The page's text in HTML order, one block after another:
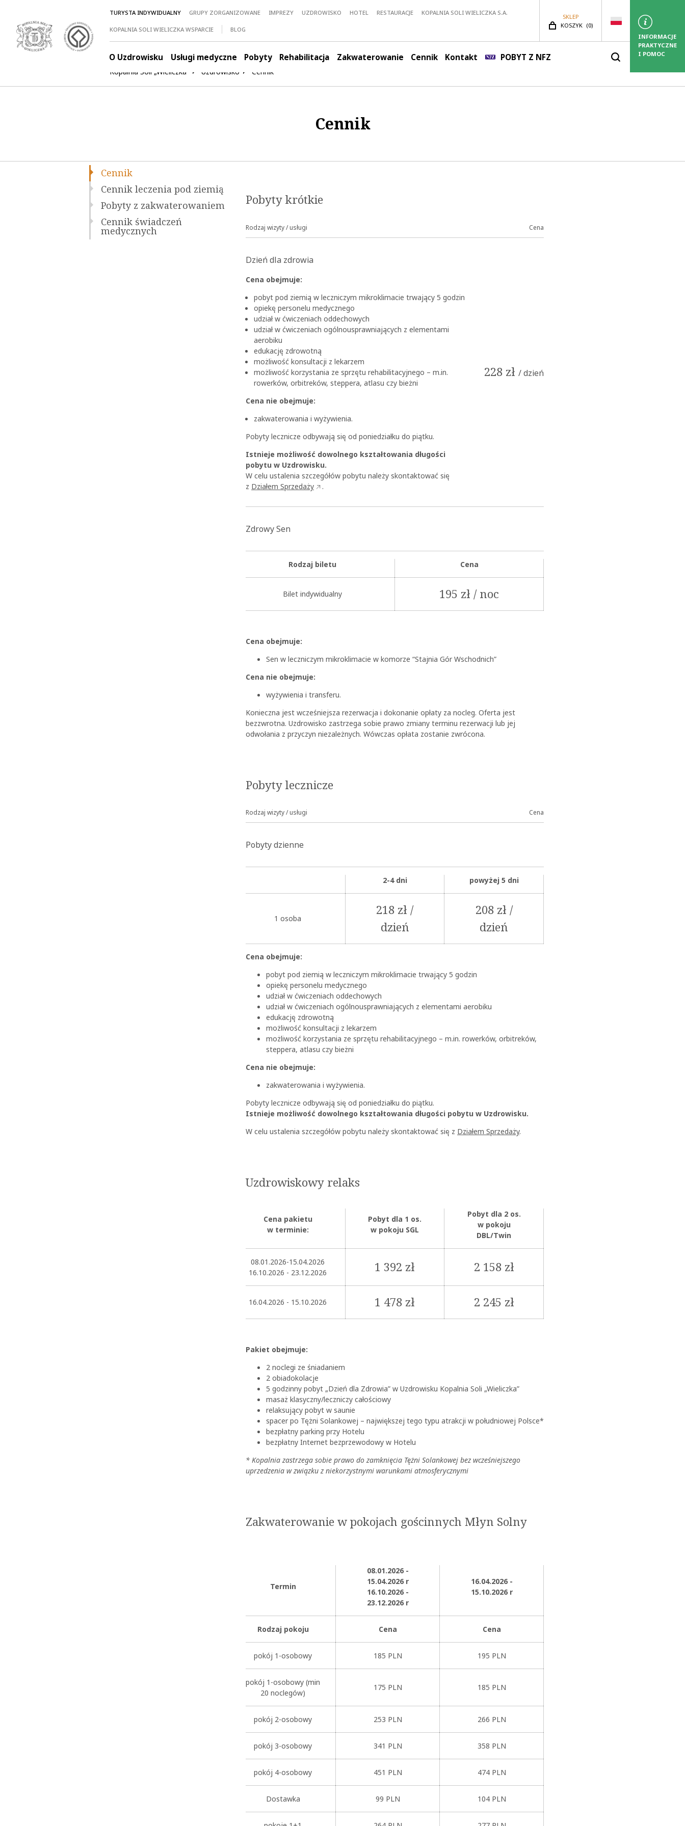
TURYSTA INDYWIDUALNY GRUPY ZORGANIZOWANE IMPREZY UZDROWISKO HOTEL RESTAURACJE
KOPALNIA SOLI WIELICZKA S.A.
KOPALNIA SOLI WIELICZKA WSPARCIE
BLOG
SKLEP
KOSZYK (LICZBA PRODUKTÓW:
0)
O Uzdrowisku Usługi medyczne Pobyty Rehabilitacja Zakwaterowanie Cennik Kontakt POBYT Z NFZ
INFORMACJE
PRAKTYCZNE
I POMOC
Kopalnia Soli „Wieliczka” Uzdrowisko Cennik
Cennik
Cennik
Cennik leczenia pod ziemią
Pobyty z zakwaterowaniem
Cennik świadczeń
medycznych
Pobyty krótkie
Rodzaj wizyty / usługi Cena
Dzień dla zdrowia
Cena obejmuje:
pobyt pod ziemią w leczniczym mikroklimacie trwający 5 godzin
opiekę personelu medycznego
udział w ćwiczeniach oddechowych
udział w ćwiczeniach ogólnousprawniających z elementami
aerobiku
edukację zdrowotną
możliwość konsultacji z lekarzem
możliwość korzystania ze sprzętu rehabilitacyjnego – m.in.
rowerków, orbitreków, steppera, atlasu czy bieżni
Cena nie obejmuje:
zakwaterowania i wyżywienia.
Pobyty lecznicze odbywają się od poniedziałku do piątku.
Istnieje możliwość dowolnego kształtowania długości
pobytu w Uzdrowisku.
W celu ustalenia szczegółów pobytu należy skontaktować się
z Działem Sprzedaży .
228 zł / dzień
Zdrowy Sen
Rodzaj biletu Cena
Bilet indywidualny 195 zł / noc
Cena obejmuje:
Sen w leczniczym mikroklimacie w komorze “Stajnia Gór Wschodnich”
Cena nie obejmuje:
wyżywienia i transferu.
Konieczna jest wcześniejsza rezerwacja i dokonanie opłaty za nocleg. Oferta jest
bezzwrotna. Uzdrowisko zastrzega sobie prawo zmiany terminu rezerwacji lub jej
odwołania z przyczyn niezależnych. Wówczas opłata zostanie zwrócona.
Pobyty lecznicze
Rodzaj wizyty / usługi Cena
Pobyty dzienne
2-4 dni powyżej 5 dni
1 osoba
218 zł /
dzień
208 zł /
dzień
Cena obejmuje:
pobyt pod ziemią w leczniczym mikroklimacie trwający 5 godzin
opiekę personelu medycznego
udział w ćwiczeniach oddechowych
udział w ćwiczeniach ogólnousprawniających z elementami aerobiku
edukację zdrowotną
możliwość konsultacji z lekarzem
możliwość korzystania ze sprzętu rehabilitacyjnego – m.in. rowerków, orbitreków,
steppera, atlasu czy bieżni
Cena nie obejmuje:
zakwaterowania i wyżywienia.
Pobyty lecznicze odbywają się od poniedziałku do piątku.
Istnieje możliwość dowolnego kształtowania długości pobytu w Uzdrowisku.
W celu ustalenia szczegółów pobytu należy skontaktować się z Działem Sprzedaży.
Uzdrowiskowy relaks
Cena pakietu
w terminie:
Pobyt dla 1 os.
w pokoju SGL
Pobyt dla 2 os.
w pokoju
DBL/Twin
08.01.2026-15.04.2026
16.10.2026 - 23.12.2026
1 392 zł 2 158 zł
16.04.2026 - 15.10.2026 1 478 zł 2 245 zł
Pakiet obejmuje:
2 noclegi ze śniadaniem
2 obiadokolacje
5 godzinny pobyt „Dzień dla Zdrowia” w Uzdrowisku Kopalnia Soli „Wieliczka”
masaż klasyczny/leczniczy całościowy
relaksujący pobyt w saunie
spacer po Tężni Solankowej – największej tego typu atrakcji w południowej Polsce*
bezpłatny parking przy Hotelu
bezpłatny Internet bezprzewodowy w Hotelu
* Kopalnia zastrzega sobie prawo do zamknięcia Tężni Solankowej bez wcześniejszego
uprzedzenia w związku z niekorzystnymi warunkami atmosferycznymi
Zakwaterowanie w pokojach gościnnych Młyn Solny
Termin
08.01.2026 -
15.04.2026 r
16.10.2026 -
23.12.2026 r
16.04.2026 -
15.10.2026 r
Rodzaj pokoju Cena Cena
pokój 1-osobowy 185 PLN 195 PLN
pokój 1-osobowy (min
20 noclegów)
175 PLN 185 PLN
pokój 2-osobowy 253 PLN 266 PLN
pokój 3-osobowy 341 PLN 358 PLN
pokój 4-osobowy 451 PLN 474 PLN
Dostawka 99 PLN 104 PLN
OK